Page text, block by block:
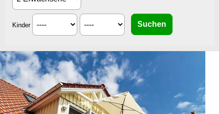
Kinder